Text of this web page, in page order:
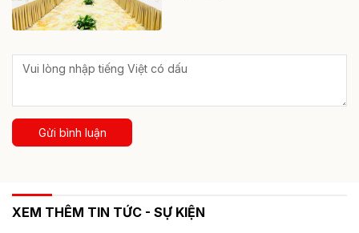
Gửi bình luận
XEM THÊM TIN TỨC - SỰ KIỆN